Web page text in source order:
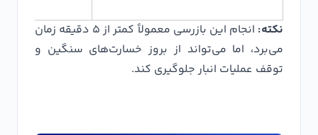
نکته:
انجام این بازرسی معمولاً کمتر از ۵ دقیقه زمان
می‌برد، اما می‌تواند از بروز خسارت‌های سنگین و
توقف عملیات انبار جلوگیری کند.